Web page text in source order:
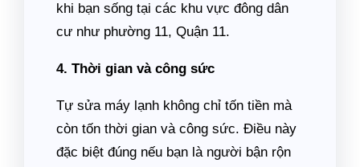
khi bạn sống tại các khu vực đông dân
cư như phường 11, Quận 11.
4. Thời gian và công sức
Tự sửa máy lạnh không chỉ tốn tiền mà
còn tốn thời gian và công sức. Điều này
đặc biệt đúng nếu bạn là người bận rộn